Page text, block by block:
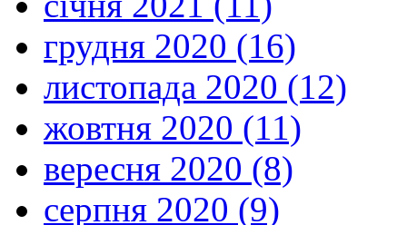
грудня 2020 (16)
листопада 2020 (12)
жовтня 2020 (11)
вересня 2020 (8)
серпня 2020 (9)